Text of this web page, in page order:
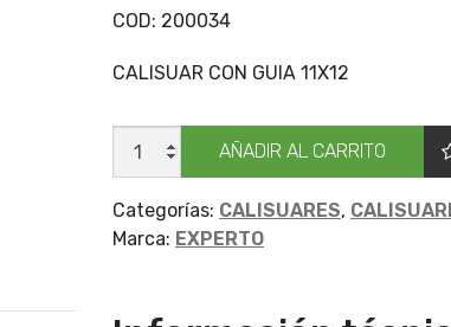
COD: 200034
CALISUAR CON GUIA 11X12
CALISUAR
EXPERT_GUIA
11
cantidad
AÑADIR AL CARRITO
Categorías: CALISUARES,
Marca: EXPERTO